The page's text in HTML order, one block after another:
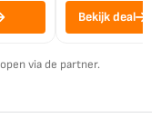
Bekijk deal
via de partner.